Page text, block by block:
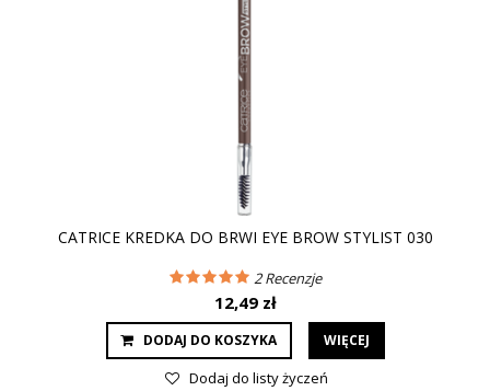
CATRICE KREDKA DO BRWI EYE BROW STYLIST 030
2Recenzje
12,49 zł
DODAJ DO KOSZYKA WIĘCEJ
Dodaj do listy życzeń